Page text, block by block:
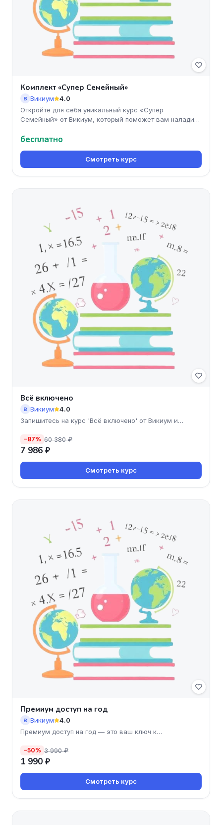
Комплект «Супер Семейный»
В Викиум
4.0
Откройте для себя уникальный курс «Супер
Семейный» от Викиум, который поможет вам наладить
бесплатно
Смотреть курс
Всё включено
В Викиум
4.0
Запишитесь на курс 'Всё включено' от Викиум и
−87% 60 380 ₽
7 986 ₽
Смотреть курс
Премиум доступ на год
В Викиум
4.0
Премиум доступ на год — это ваш ключ к
−50% 3 990 ₽
1 990 ₽
Смотреть курс